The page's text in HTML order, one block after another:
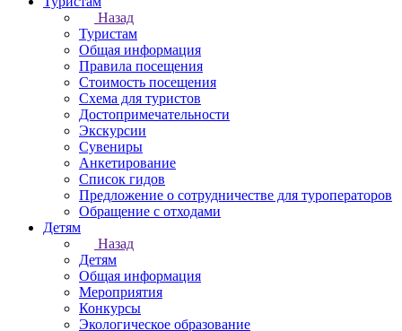
Назад
Туристам
Общая информация
Правила посещения
Стоимость посещения
Схема для туристов
Достопримечательности
Экскурсии
Сувениры
Анкетирование
Список гидов
Предложение о сотрудничестве для туроператоров
Обращение с отходами
Детям
Назад
Детям
Общая информация
Мероприятия
Конкурсы
Экологическое образование